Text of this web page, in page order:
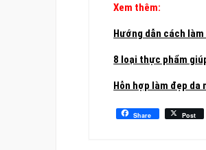
Xem thêm:
Hướng dẫn cách
8 loại thực phẩm
Hỗn hợp làm đẹp da
Share Post